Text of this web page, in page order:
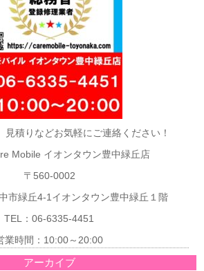
見積りなどお気軽にご連絡ください！
Mobile イオンタウン豊中緑丘店
〒560-0002
市緑丘4-1イオンタウン豊中緑丘１階
TEL：06-6335-4451
業時間：10:00～20:00
アーカイブ